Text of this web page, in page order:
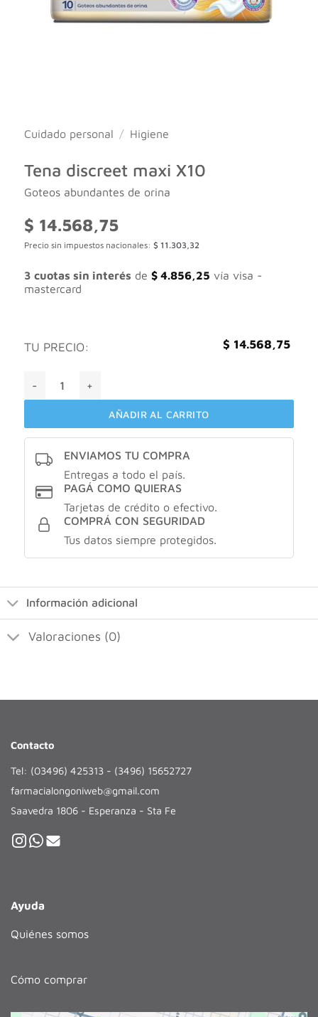
Cuidado personal / Higiene
Tena discreet maxi X10
Goteos abundantes de orina
$ 14.568,75
Precio sin impuestos nacionales: $ 11.303,32
3 cuotas sin interés de $4.856,25 vía visa -
mastercard
TU PRECIO: $ 14.568,75
AÑADIR AL CARRITO
ENVIAMOS TU COMPRA
Entregas a todo el país.
PAGÁ COMO QUIERAS
Tarjetas de crédito o efectivo.
COMPRÁ CON SEGURIDAD
Tus datos siempre protegidos.
Información adicional
Valoraciones (0)
Contacto
Tel: (03496) 425313 - (3496) 15652727
farmacialongoniweb@gmail.com
Saavedra 1806 - Esperanza - Sta Fe
Ayuda
Quiénes somos
Cómo comprar